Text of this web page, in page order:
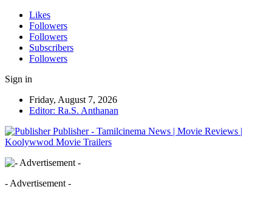
Likes
Followers
Followers
Subscribers
Followers
Sign in
Friday, August 7, 2026
Editor: Ra.S. Anthanan
Publisher - Tamilcinema News | Movie Reviews |
Koolywwod Movie Trailers
- Advertisement -